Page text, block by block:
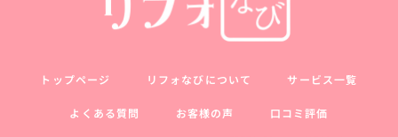
トップページ リフォなびについて サービス一覧
よくある質問 お客様の声 口コミ評価